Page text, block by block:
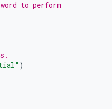
to perform
)